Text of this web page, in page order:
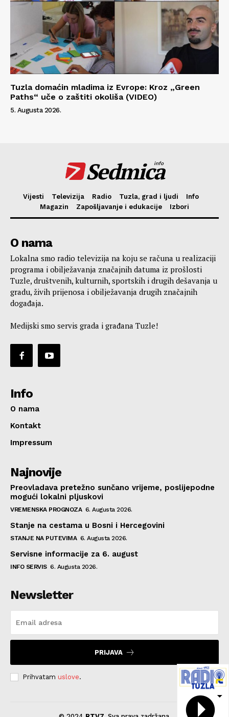
Tuzla domaćin mladima iz Evrope: Kroz „Green
Paths“ uče o zaštiti okoliša (VIDEO)
5. Augusta 2026.
Sedmica
info
Vijesti Televizija Radio Tuzla, grad i ljudi
Info
Magazin
Zapošljavanje i edukacije Izbori
O nama
Lokalna smo radio televizija na koju se računa u realizaciji
programa i obilježavanja značajnih datuma iz prošlosti
Tuzle, društvenih, kulturnih, sportskih i drugih dešavanja u
gradu, živih prijenosa i obilježavanja drugih značajnih
događaja.
Medijski smo servis grada i građana Tuzle!
Info
O nama
Kontakt
Impressum
Najnovije
Preovladava pretežno sunčano vrijeme, poslijepodne
mogući lokalni pljuskovi
VREMENSKA PROGNOZA 6. Augusta 2026.
Stanje na cestama u Bosni i Hercegovini
STANJE NA PUTEVIMA 6. Augusta 2026.
Servisne informacije za 6. august
INFO SERVIS 6. Augusta 2026.
Newsletter
PRIJAVA
Prihvatam uslove.